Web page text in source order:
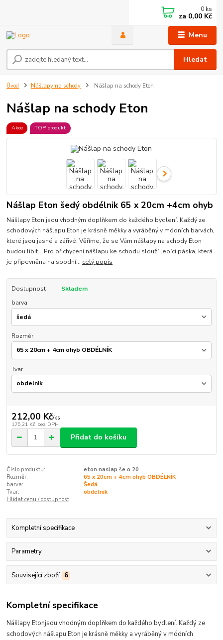
Menu
Hledat
0 ks
za 0,00 Kč
Úvod Nášlapy na schody Nášlap na schody Eton
Nášlap na schody Eton
Akce TOP produkt
Nášlap Eton šedý obdélnik 65 x 20cm +4cm ohyb
Nášlapy Eton jsou vhodným doplňkem do každého bydlení. Každý ze
schodových nášlapu Eton je krásně měkky a vyráběný v módních barvách,
které jsou jasné a zářivé. Věříme, že se Vám nášlapy na schody Eton
budou líbit... Pro přichycení nášlapu ke schodu slouží lepící páska, která
je připevněna na spodní... celý popis
Dostupnost
Skladem
barva
Rozměr
Tvar
212,00 Kč/ks
175,21 Kč bez DPH
Přidat do košíku
Číslo produktu:
eton naslap še.o.20
Rozměr:
65 x 20cm + 4cm ohyb OBDÉLNÍK
barva:
Šedá
Tvar:
obdelnik
Hlídat cenu / dostupnost
Kompletní specifikace
Parametry
Související zboží 6
Kompletní specifikace
Nášlapy Etonjsouvhodným doplňkem do každého bydlení. Každý ze
schodových nášlapu Eton je krásně měkky a vyráběný v módních